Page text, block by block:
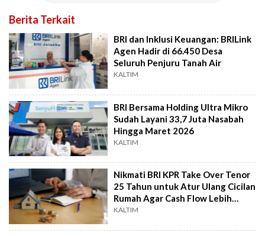
Berita Terkait
BRI dan Inklusi Keuangan: BRILink
Agen Hadir di 66.450 Desa
Seluruh Penjuru Tanah Air
KALTIM
BRI Bersama Holding Ultra Mikro
Sudah Layani 33,7 Juta Nasabah
Hingga Maret 2026
KALTIM
Nikmati BRI KPR Take Over Tenor
25 Tahun untuk Atur Ulang Cicilan
Rumah Agar Cash Flow Lebih
Efisien
KALTIM